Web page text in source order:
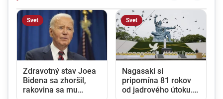
Svet
Zdravotný stav Joea
Bidena sa zhoršil,
rakovina sa mu
Svet
Nagasaki si
pripomína 81 rokov
od jadrového útoku.